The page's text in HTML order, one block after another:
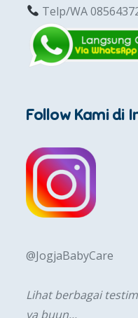
Telp/WA
Follow Kami di
@JogjaBabyCare
Lihat berbagai
ya buun...